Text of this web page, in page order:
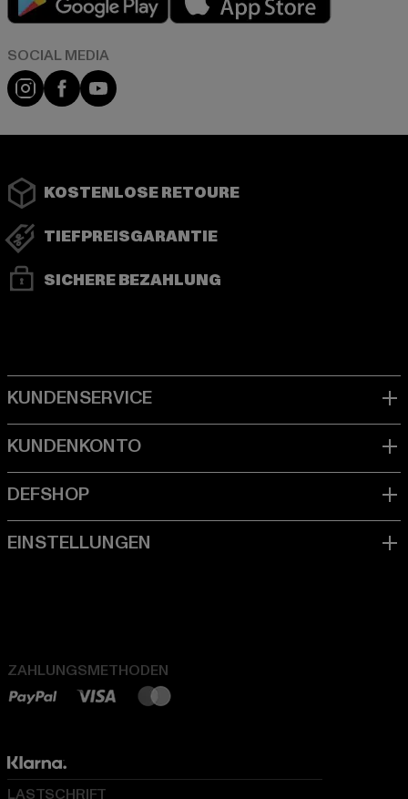
Instagram
FacebookYouTube
KOSTENLOSE RETOURE
TIEFPREISGARANTIE
SICHERE BEZAHLUNG
ZAHLUNGSMETHODEN
LASTSCHRIFT